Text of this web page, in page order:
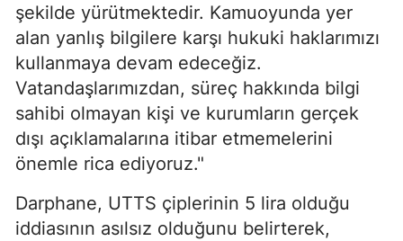
şekilde yürütmektedir. Kamuoyunda yer
alan yanlış bilgilere karşı hukuki haklarımızı
kullanmaya devam edeceğiz.
Vatandaşlarımızdan, süreç hakkında bilgi
sahibi olmayan kişi ve kurumların gerçek
dışı açıklamalarına itibar etmemelerini
önemle rica ediyoruz."
Darphane, UTTS çiplerinin 5 lira olduğu
iddiasının asılsız olduğunu belirterek,